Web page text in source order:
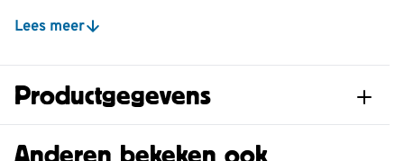
kant het jong. Aan de binnenkant bevindt zich een
natuurschilder, werd al op jonge leeftijd gefascineerd
door de natuur om hem heen. Een groot deel van zijn
jeugd bracht hij door met vogels kijken en vogels
Lees meer
Productgegevens
Artikelnummer 979320119
Anderen bekeken ook